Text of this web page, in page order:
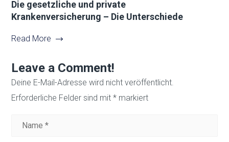
Die gesetzliche und private
Krankenversicherung – Die Unterschiede
Read More
Leave a Comment!
Deine E-Mail-Adresse wird nicht veröffentlicht.
Erforderliche Felder sind mit* markiert